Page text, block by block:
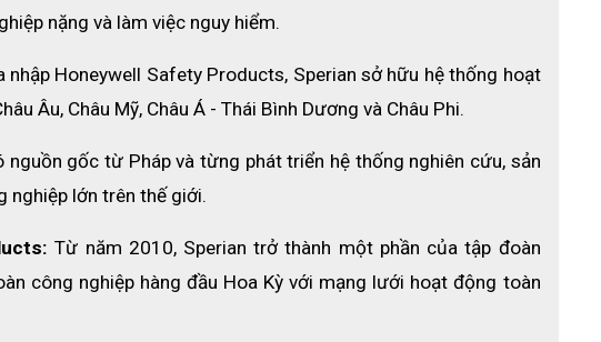
Công dụng
kỹ thuật , điều hành sản xuất, công nhân…được sử dụng phổ biến trong mọi
nắng nóng.
tia UV gây hại từ ánh sáng mặt trời.
loá mắt, chống phản quang Class 1, giúp bảo vệ mắt khỏi các vật gây hại.
chỉ chất lượng
nặng và làm việc nguy hiểm.
nhập Honeywell Safety Products, Sperian sở hữu hệ thống hoạt
Âu, Châu Mỹ, Châu Á - Thái Bình Dương và Châu Phi.
nguồn gốc từ Pháp và từng phát triển hệ thống nghiên cứu, sản
nghiệp lớn trên thế giới.
Từ năm 2010, Sperian trở thành một phần của tập đoàn
công nghiệp hàng đầu Hoa Kỳ với mạng lưới hoạt động toàn